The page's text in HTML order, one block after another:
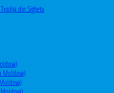
din Sighetu
Moldova)